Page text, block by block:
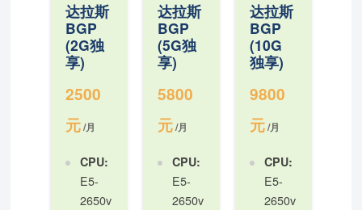
达拉斯
BGP
(2G独
享)
2500
元/月
CPU:
E5-
2650v
达拉斯
BGP
(5G独
享)
5800
元/月
CPU:
E5-
2650v
达拉斯
BGP
(10G
独享)
9800
元/月
CPU:
E5-
2650v